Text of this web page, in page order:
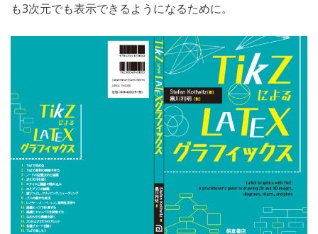
も3次元でも表示できるようになるために。